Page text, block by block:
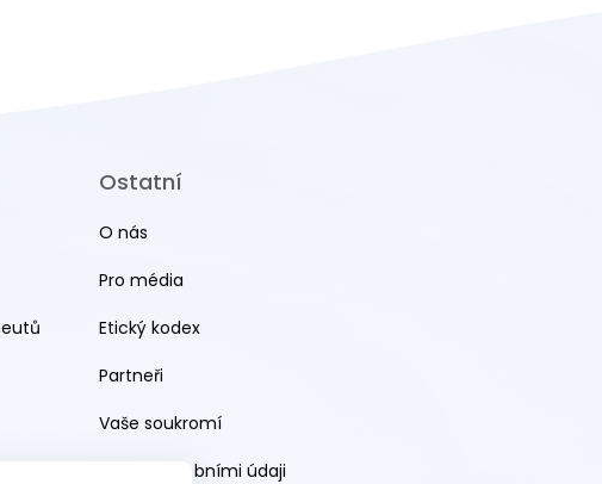
Ostatní
O nás
Pro média
Etický kodex
Partneři
Vaše soukromí
Práce s osobními údaji